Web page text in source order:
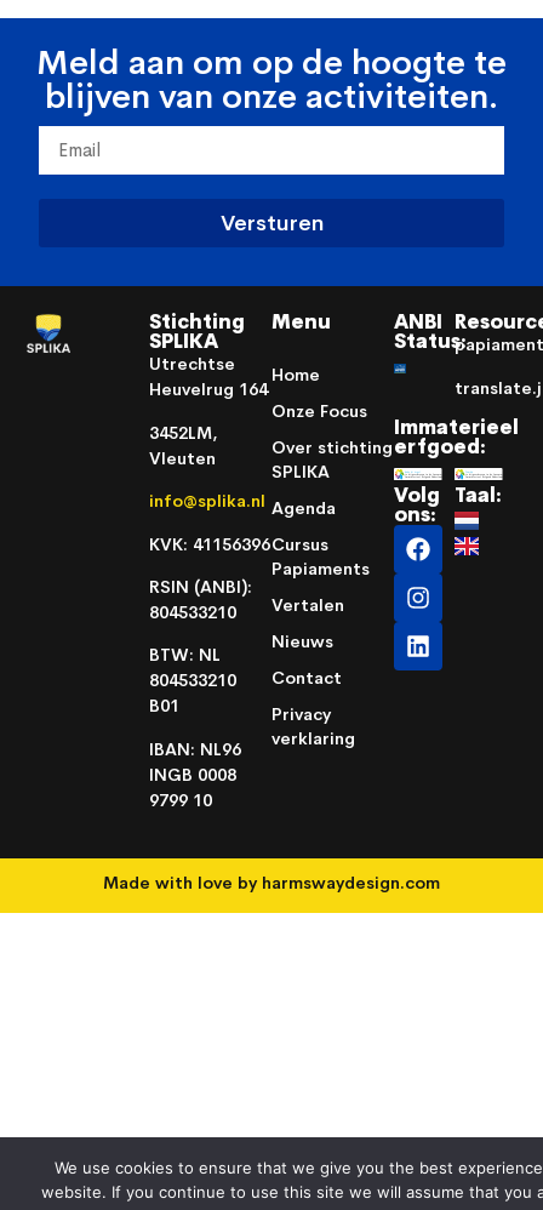
Meld aan om op de hoogte te
blijven van onze activiteiten.
Versturen
Stichting
SPLIKA
Utrechtse
Heuvelrug 164
3452LM,
Vleuten
info@splika.nl
KVK: 41156396
RSIN (ANBI):
804533210
BTW: NL
804533210
B01
IBAN: NL96
INGB 0008
9799 10
Menu
Home
Onze Focus
Over stichting
SPLIKA
Agenda
Cursus
Papiaments
Vertalen
Nieuws
Contact
Privacy
verklaring
ANBI
Status:
Immaterieel
erfgoed:
Volg
ons:
Taal:
Made with love by harmswaydesign.com
We use cookies to ensure that we give you the best
website. If you continue to use this site we will assume that you